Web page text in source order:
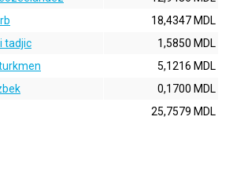
18,4347 MDL
tadjic
1,5850 MDL
5,1216 MDL
0,1700 MDL
25,7579 MDL